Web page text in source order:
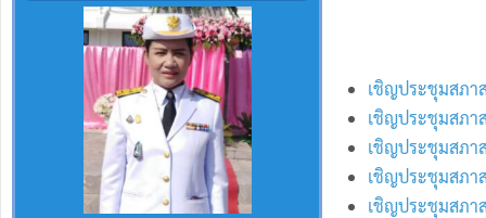
เชิญประชุมสภา
เชิญประชุมสภ
เชิญประชุมสภา
เชิญประชุมสภา
เชิญประชุมสภา